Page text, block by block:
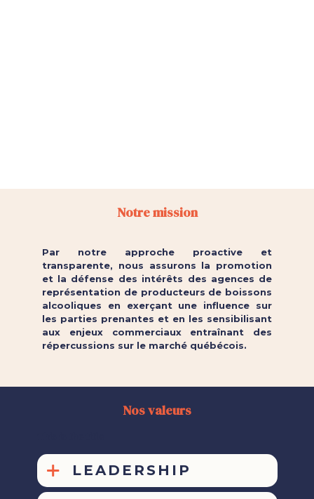
Notre mission
Par notre approche proactive et
transparente, nous assurons la promotion
et la défense des intérêts des agences de
représentation de producteurs de boissons
alcooliques en exerçant une influence sur
les parties prenantes et en les sensibilisant
aux enjeux commerciaux entraînant des
répercussions sur le marché québécois.
Nos valeurs
LEADERSHIP